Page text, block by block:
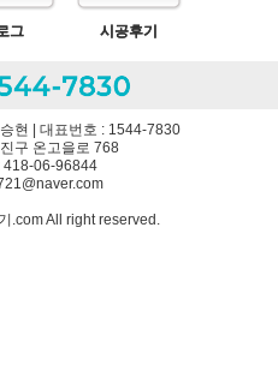
그 시공후기
현 | 대표번호 : 1544-7830
구 온고을로 768
418-06-96844
.com All right reserved.